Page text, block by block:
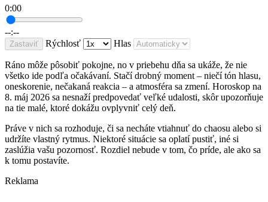
0:00
--:--
Zastaviť Rýchlosť Hlas
Ráno môže pôsobiť pokojne, no v priebehu dňa sa ukáže, že nie
všetko ide podľa očakávaní. Stačí drobný moment – niečí tón hlasu,
oneskorenie, nečakaná reakcia – a atmosféra sa zmení. Horoskop na
8. máj 2026 sa nesnaží predpovedať veľké udalosti, skôr upozorňuje
na tie malé, ktoré dokážu ovplyvniť celý deň.
Práve v nich sa rozhoduje, či sa necháte vtiahnuť do chaosu alebo si
udržíte vlastný rytmus. Niektoré situácie sa oplatí pustiť, iné si
zaslúžia vašu pozornosť. Rozdiel nebude v tom, čo príde, ale ako sa
k tomu postavíte.
Reklama